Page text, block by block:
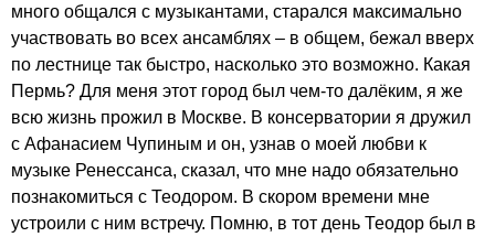
много общался с музыкантами, старался максимально
участвовать во всех ансамблях – в общем, бежал вверх
по лестнице так быстро, насколько это возможно. Какая
Пермь? Для меня этот город был чем-то далёким, я же
всю жизнь прожил в Москве. В консерватории я дружил
с Афанасием Чупиным и он, узнав о моей любви к
музыке Ренессанса, сказал, что мне надо обязательно
познакомиться с Теодором. В скором времени мне
устроили с ним встречу. Помню, в тот день Теодор был в